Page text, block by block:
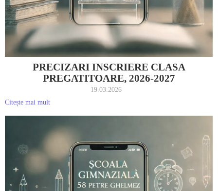
PRECIZARI INSCRIERE CLASA
PREGATITOARE, 2026-2027
19.03.2026
Citește mai mult